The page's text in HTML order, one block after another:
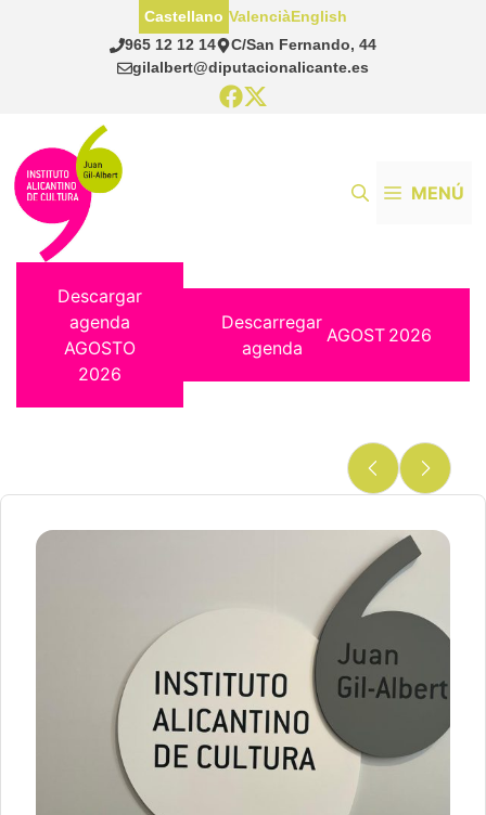
965 12 12 14
C/San Fernando, 44
gilalbert@diputacionalicante.es
Castellano ValenciàEnglish
MENÚ
Descargar
agenda
AGOSTO
2026
Descarregar
agenda
AGOST 2026